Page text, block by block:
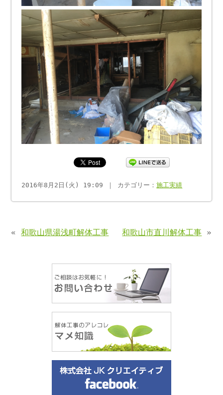
2016年8月2日(火) 19:09 ｜ カテゴリー：施工実績
«和歌山県湯浅町解体工事 和歌山市直川解体工事 »